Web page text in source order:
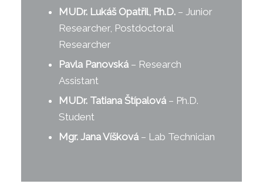
MUDr. Lukáš Opatřil, Ph.D.– Junior
Researcher, Postdoctoral
Researcher
Pavla Panovská– Research
Assistant
MUDr. Tatiana Štípalová – Ph.D.
Student
Mgr. Jana Víšková – Lab Technician